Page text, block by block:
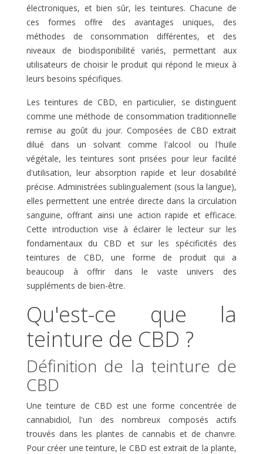
électroniques, et bien sûr, les teintures. Chacune de
ces formes offre des avantages uniques, des
méthodes de consommation différentes, et des
niveaux de biodisponibilité variés, permettant aux
utilisateurs de choisir le produit qui répond le mieux à
leurs besoins spécifiques.
Les teintures de CBD, en particulier, se distinguent
comme une méthode de consommation traditionnelle
remise au goût du jour. Composées de CBD extrait
dilué dans un solvant comme l'alcool ou l'huile
végétale, les teintures sont prisées pour leur facilité
d'utilisation, leur absorption rapide et leur dosabilité
précise. Administrées sublingualement (sous la langue),
elles permettent une entrée directe dans la circulation
sanguine, offrant ainsi une action rapide et efficace.
Cette introduction vise à éclairer le lecteur sur les
fondamentaux du CBD et sur les spécificités des
teintures de CBD, une forme de produit qui a
beaucoup à offrir dans le vaste univers des
suppléments de bien-être.
Qu'est-ce que la
teinture de CBD ?
Définition de la teinture de
CBD
Une teinture de CBD est une forme concentrée de
cannabidiol, l'un des nombreux composés actifs
trouvés dans les plantes de cannabis et de chanvre.
Pour créer une teinture, le CBD est extrait de la plante,